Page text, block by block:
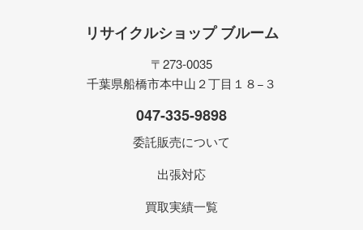
リサイクルショップ ブルーム
〒273-0035
千葉県船橋市本中山２丁目１８−３
047-335-9898
委託販売について
出張対応
買取実績一覧